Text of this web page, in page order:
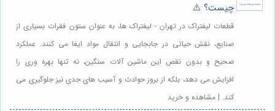
چیست؟ ⚠️
قطعات لیفتراک در تهران - لیفتراک ها، به عنوان ستون فقرات بسیاری از
صنایع، نقش حیاتی در جابجایی و انتقال مواد ایفا می کنند. عملکرد
صحیح و بدون نقص این ماشین آلات سنگین، نه تنها بهره وری را
افزایش می دهد، بلکه از بروز حوادث و آسیب های جدی نیز جلوگیری می
کند. | مشاهده و خرید